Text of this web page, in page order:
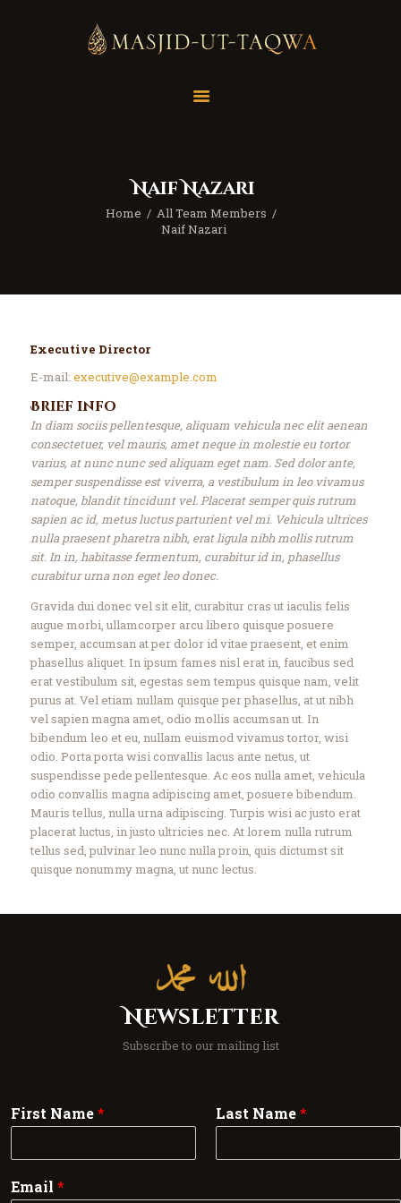
Naif Nazari
Home
All Team Members
Naif Nazari
Education
Executive Director
E-mail: executive@example.com
Brief info
In diam sociis pellentesque, aliquam vehicula nec elit aenean
consectetuer, vel mauris, amet neque in molestie eu tortor
varius, at nunc nunc sed aliquam eget nam. Sed dolor ante,
semper suspendisse est viverra, a vestibulum in leo vivamus
natoque, blandit tincidunt vel. Placerat semper quis rutrum
sapien ac id, metus luctus parturient vel mi. Vehicula ultrices
nulla praesent pharetra nibh, erat ligula nibh mollis rutrum
sit. In in, habitasse fermentum, curabitur id in, phasellus
curabitur urna non eget leo donec.
Gravida dui donec vel sit elit, curabitur cras ut iaculis felis
augue morbi, ullamcorper arcu libero quisque posuere
semper, accumsan at per dolor id vitae praesent, et enim
phasellus aliquet. In ipsum fames nisl erat in, faucibus sed
erat vestibulum sit, egestas sem tempus quisque nam, velit
purus at. Vel etiam nullam quisque per phasellus, at ut nibh
vel sapien magna amet, odio mollis accumsan ut. In
bibendum leo et eu, nullam euismod vivamus tortor, wisi
odio. Porta porta wisi convallis lacus ante netus, ut
suspendisse pede pellentesque. Ac eos nulla amet, vehicula
odio convallis magna adipiscing amet, posuere bibendum.
Mauris tellus, nulla urna adipiscing. Turpis wisi ac justo erat
placerat luctus, in justo ultricies nec. At lorem nulla rutrum
tellus sed, pulvinar leo nunc nulla proin, quis dictumst sit
quisque nonummy magna, ut nunc lectus.
Newsletter
Subscribe to our mailing list
First Name* Last Name*
Email *